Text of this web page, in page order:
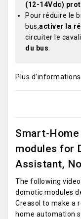
(12-14Vdc)
Pour réduire le
bus,activer la
circuiter le
du bus.
Plus
Smart-Home
modules for
Assistant,
The following
domotic modules
Creasol to make a
home automation